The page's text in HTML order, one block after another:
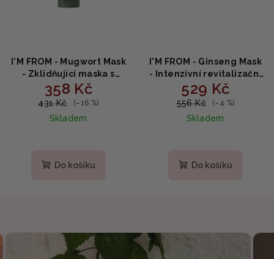
I'M FROM - Mugwort Mask
- Zklidňující maska s
pelyňkem pro citlivou
pleť 70g
358 Kč
431 Kč (–16 %)
Skladem
Do košíku
I'M FROM - Ginseng Mask
- Intenzivní revitalizační
maska s ženšenem 70 ml
529 Kč
556 Kč (–4 %)
Skladem
Do košíku